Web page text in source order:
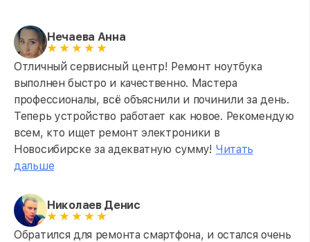
Нечаева Анна
Отличный сервисный центр! Ремонт ноутбука
выполнен быстро и качественно. Мастера
профессионалы, всё объяснили и починили за день.
Теперь устройство работает как новое. Рекомендую
всем, кто ищет ремонт электроники в
Новосибирске за адекватную сумму! Читать
дальше
Николаев Денис
Обратился для ремонта смартфона, и остался очень